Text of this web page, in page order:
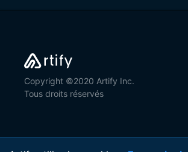
Copyright ©2020 Artify Inc.
Tous droits réservés